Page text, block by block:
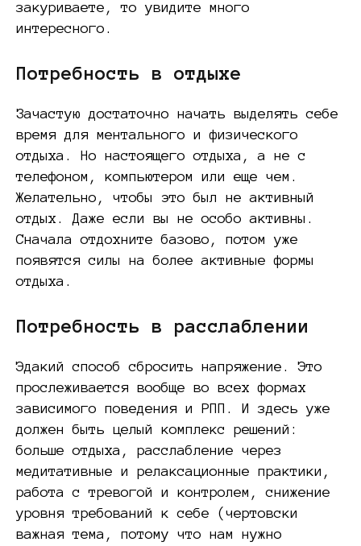
закуриваете, то увидите много
интересного.
Потребность в отдыхе
Зачастую достаточно начать выделять себе
время для ментального и физического
отдыха. Но настоящего отдыха, а не с
телефоном, компьютером или еще чем.
Желательно, чтобы это был не активный
отдых. Даже если вы не особо активны.
Сначала отдохните базово, потом уже
появятся силы на более активные формы
отдыха.
Потребность в расслаблении
Эдакий способ сбросить напряжение. Это
прослеживается вообще во всех формах
зависимого поведения и РПП. И здесь уже
должен быть целый комплекс решений:
больше отдыха, расслабление через
медитативные и релаксационные практики,
работа с тревогой и контролем, снижение
уровня требований к себе (чертовски
важная тема, потому что нам нужно